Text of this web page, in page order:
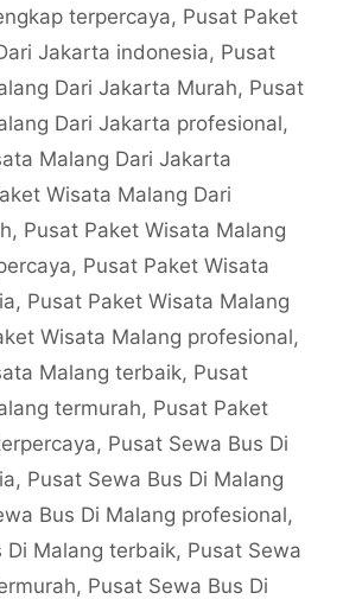
terpercaya, Pusat Paket
Jakarta indonesia, Pusat
Dari Jakarta Murah, Pusat
Dari Jakarta profesional,
Malang Dari Jakarta
Wisata Malang Dari
, Pusat Paket Wisata Malang
, Pusat Paket Wisata
, Pusat Paket Wisata Malang
Wisata Malang profesional,
Malang terbaik, Pusat
termurah, Pusat Paket
, Pusat Sewa Bus Di
, Pusat Sewa Bus Di Malang
Bus Di Malang profesional,
Di Malang terbaik, Pusat Sewa
, Pusat Sewa Bus Di